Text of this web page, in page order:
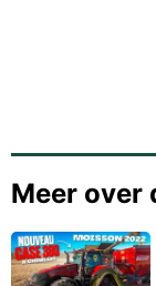
Meer over